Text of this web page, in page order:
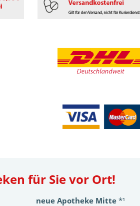
für Sie vor Ort!
neue Apotheke Mitte*¹